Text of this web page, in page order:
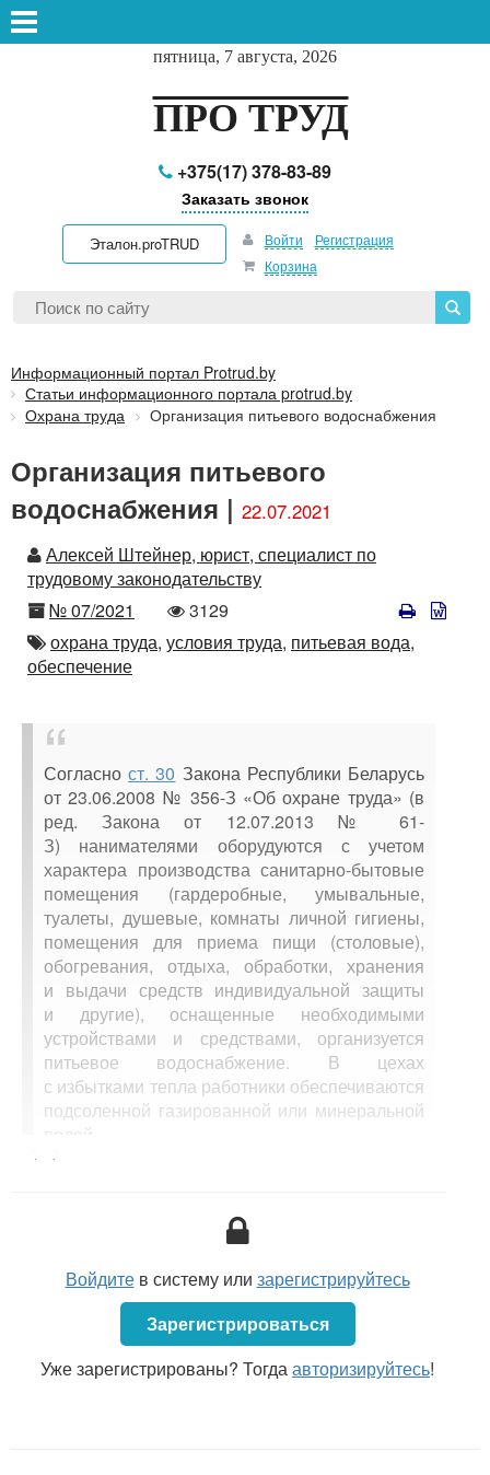
пятница, 7 августа, 2026
ПРО ТРУД
+375(17) 378-83-89
Заказать звонок
Эталон.proTRUD Войти
Регистрация
Корзина
Информационный портал Protrud.by
Статьи информационного портала protrud.by
Охрана труда
Организация питьевого водоснабжения
Организация питьевого
водоснабжения | 22.07.2021
Автор
Алексей Штейнер, юрист, специалист по
трудовому законодательству
Номер
№ 07/2021
Количество
просмотров
3129
Автор
охрана труда, условия труда, питьевая вода,
обеспечение
Согласност. 30 Закона Республики Беларусь
от 23.06.2008 № 356-З «Об охране труда» (в
ред. Закона от 12.07.2013 № 61-
З) нанимателями оборудуются с учетом
характера производства санитарно-бытовые
помещения (гардеробные, умывальные,
туалеты, душевые, комнаты личной гигиены,
помещения для приема пищи (столовые),
обогревания, отдыха, обработки, хранения
и выдачи средств индивидуальной защиты
и другие), оснащенные необходимыми
устройствами и средствами, организуется
питьевое водоснабжение. В цехах
с избытками тепла работники обеспечиваются
подсоленной газированной или минеральной
водой.
В план мероприятий по охране труда могут
включаться мероприятия по устройству
приготовления газированной (подсоленной) воды,
организация питьевого водоснабжения работников
Рекомендаций по улучшению условий
и охраны труда в организациях на основе
коллективных договорных отношений, изложенных
Войдитев систему или зарегистрируйтесь
Зарегистрироваться
Уже зарегистрированы? Тогдаавторизируйтесь!